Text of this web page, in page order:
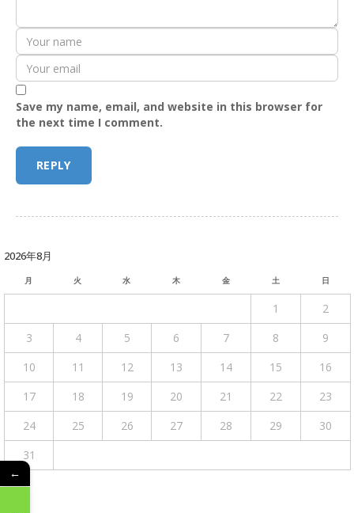
Save my name, email, and website in this browser for
the next time I comment.
2026年8月
月 火 水 木 金 土 日
1
2
3
4 5 6 7 8
9
10
11 12 13 14 15
16
17
18 19 20 21 22
23
24
25 26 27 28 29
30
31
« 4月
←